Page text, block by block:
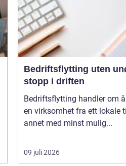
Bedriftsflytting uten
stopp i driften
Bedriftsflytting handler om
en virksomhet fra ett lokale
annet med minst mulig...
09 juli 2026